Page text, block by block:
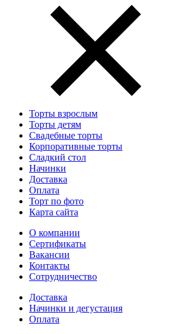
Торты взрослым
Торты детям
Свадебные торты
Корпоративные торты
Сладкий стол
Начинки
Доставка
Оплата
Торт по фото
Карта сайта
О компании
Сертификаты
Вакансии
Контакты
Сотрудничество
Доставка
Начинки и дегустация
Оплата